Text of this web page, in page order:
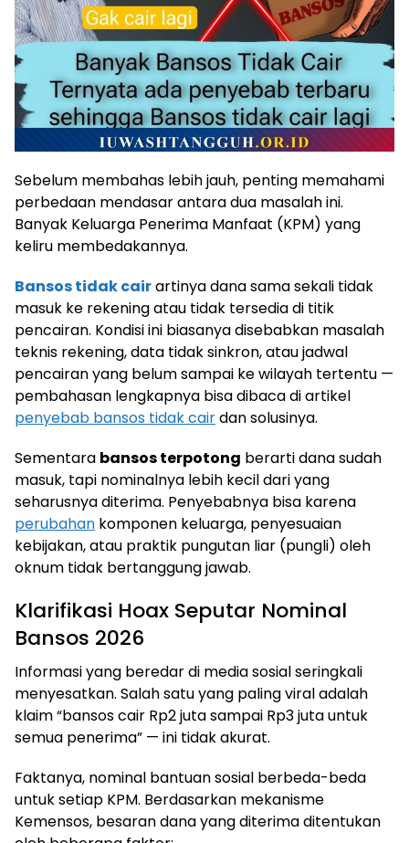
Sebelum membahas lebih jauh, penting memahami
perbedaan mendasar antara dua masalah ini.
Banyak Keluarga Penerima Manfaat (KPM) yang
keliru membedakannya.
Bansos tidak cairartinya dana sama sekali tidak
masuk ke rekening atau tidak tersedia di titik
pencairan. Kondisi ini biasanya disebabkan masalah
teknis rekening, data tidak sinkron, atau jadwal
pencairan yang belum sampai ke wilayah tertentu —
pembahasan lengkapnya bisa dibaca di artikel
penyebab bansos tidak cairdan solusinya.
Sementara bansos terpotong berarti dana sudah
masuk, tapi nominalnya lebih kecil dari yang
seharusnya diterima. Penyebabnya bisa karena
perubahan komponen keluarga, penyesuaian
kebijakan, atau praktik pungutan liar (pungli) oleh
oknum tidak bertanggung jawab.
Klarifikasi Hoax Seputar Nominal
Bansos 2026
Informasi yang beredar di media sosial seringkali
menyesatkan. Salah satu yang paling viral adalah
klaim “bansos cair Rp2 juta sampai Rp3 juta untuk
semua penerima” — ini tidak akurat.
Faktanya, nominal bantuan sosial berbeda-beda
untuk setiap KPM. Berdasarkan mekanisme
Kemensos, besaran dana yang diterima ditentukan